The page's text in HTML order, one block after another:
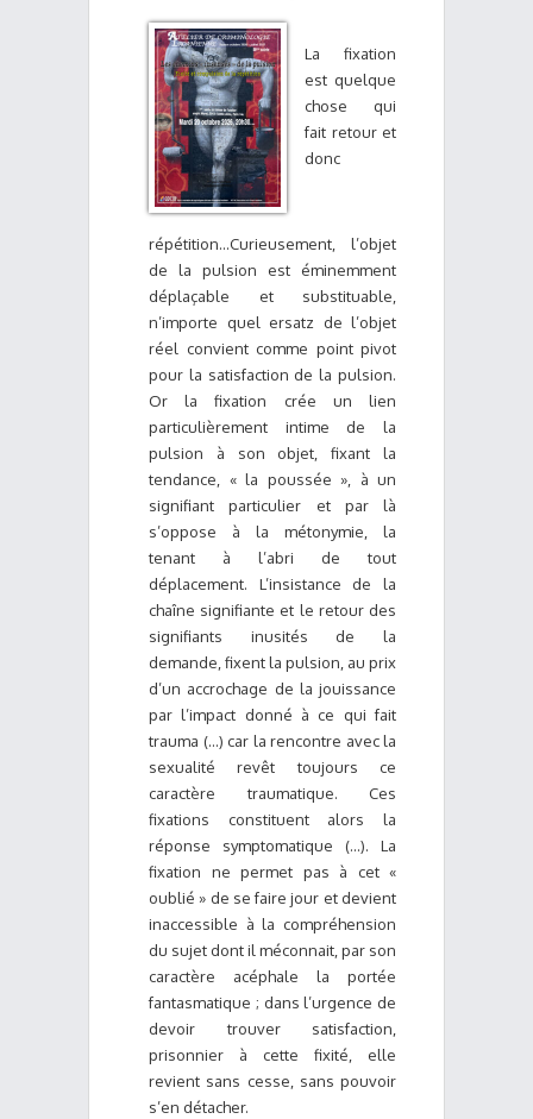
La fixation
est quelque
chose qui
fait retour et
donc
répétition...Curieusement, l’objet
de la pulsion est éminemment
déplaçable et substituable,
n’importe quel ersatz de l’objet
réel convient comme point pivot
pour la satisfaction de la pulsion.
Or la fixation crée un lien
particulièrement intime de la
pulsion à son objet, fixant la
tendance, « la poussée », à un
signifiant particulier et par là
s’oppose à la métonymie, la
tenant à l’abri de tout
déplacement. L’insistance de la
chaîne signifiante et le retour des
signifiants inusités de la
demande, fixent la pulsion, au prix
d’un accrochage de la jouissance
par l’impact donné à ce qui fait
trauma (...) car la rencontre avec la
sexualité revêt toujours ce
caractère traumatique. Ces
fixations constituent alors la
réponse symptomatique (...). La
fixation ne permet pas à cet «
oublié » de se faire jour et devient
inaccessible à la compréhension
du sujet dont il méconnait, par son
caractère acéphale la portée
fantasmatique ; dans l’urgence de
devoir trouver satisfaction,
prisonnier à cette fixité, elle
revient sans cesse, sans pouvoir
s’en détacher.